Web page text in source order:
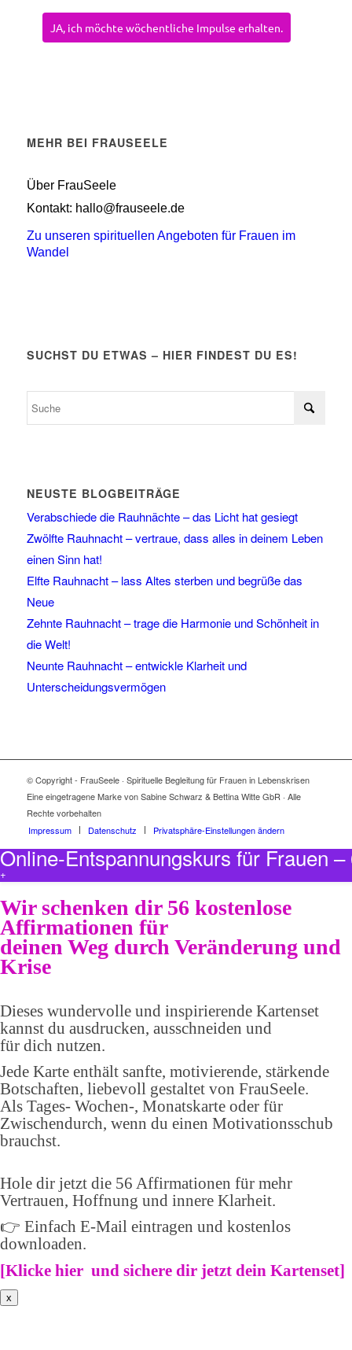
JA, ich möchte wöchentliche Impulse erhalten.
MEHR BEI FRAUSEELE
Über FrauSeele
Kontakt: hallo@frauseele.de
Zu unseren spirituellen Angeboten für Frauen im
Wandel
SUCHST DU ETWAS – HIER FINDEST DU ES!
NEUSTE BLOGBEITRÄGE
Verabschiede die Rauhnächte – das Licht hat gesiegt
Zwölfte Rauhnacht – vertraue, dass alles in deinem Leben
einen Sinn hat!
Elfte Rauhnacht – lass Altes sterben und begrüße das
Neue
Zehnte Rauhnacht – trage die Harmonie und Schönheit in
die Welt!
Neunte Rauhnacht – entwickle Klarheit und
Unterscheidungsvermögen
© Copyright - FrauSeele · Spirituelle Begleitung für Frauen in Lebenskrisen
Eine eingetragene Marke von Sabine Schwarz & Bettina Witte GbR · Alle
Rechte vorbehalten
Impressum
Datenschutz Privatsphäre-Einstellungen ändern
Online-Entspannungskurs für Frauen
+
Wir schenken dir 56 kostenlose
Affirmationen für
deinen Weg durch Veränderung und
Krise
Dieses wundervolle und inspirierende Kartenset
kannst du ausdrucken, ausschneiden und
für dich nutzen.
Jede Karte enthält sanfte, motivierende, stärkende
Botschaften, liebevoll gestaltet von FrauSeele.
Als Tages- Wochen-, Monatskarte oder für
Zwischendurch, wenn du einen Motivationsschub
brauchst.
Hole dir jetzt die 56 Affirmationen für mehr
Vertrauen, Hoffnung und innere Klarheit.
👉 Einfach E-Mail eintragen und kostenlos
downloaden.
[Klicke hier und sichere dir jetzt dein Kartenset]
x
Weiblich * spirituell *frei ->